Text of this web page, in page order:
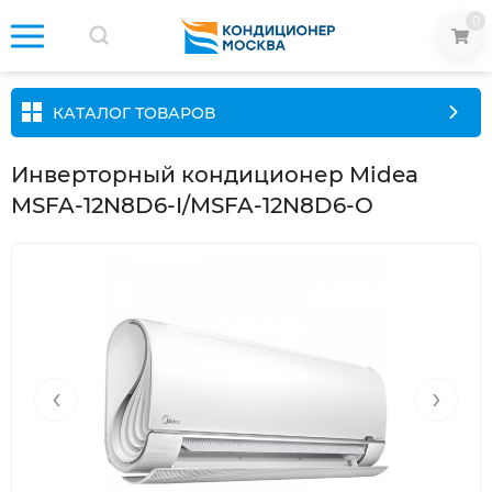
КАТАЛОГ ТОВАРОВ
Инверторный кондиционер Midea
MSFA-12N8D6-I/MSFA-12N8D6-O
‹ ›